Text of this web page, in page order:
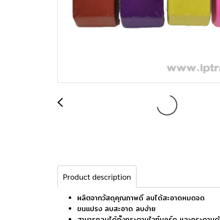
Product description
ผลิตจากวัสดุคุณภาพดี ลบได้สะอาดหมดจด
ขนแปรง ลบสะอาด ลบง่าย